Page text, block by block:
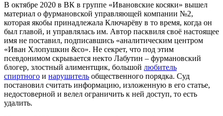
В октябре 2020 в ВК в группе «Ивановские косяки» вышел
материал о фурмановской управляющей компании №2,
которая якобы принадлежала Ключарёву в то время, когда он
был главой, и управлялась им. Автор пасквиля своё настоящее
имя не поставил, подписавшись «аналитическим центром
«Иван Хлопушкин &со». Не секрет, что под этим
псевдонимом скрывается некто Лабутин – фурмановский
блогер, злостный алиментщик, большой любитель
спиртного и нарушитель общественного порядка. Суд
постановил считать информацию, изложенную в его статье,
недостоверной и велел ограничить к ней доступ, то есть
удалить.